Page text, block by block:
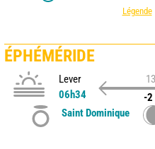
Légende
ÉPHÉMÉRIDE
Lever
06h34
-2
Saint Dominique